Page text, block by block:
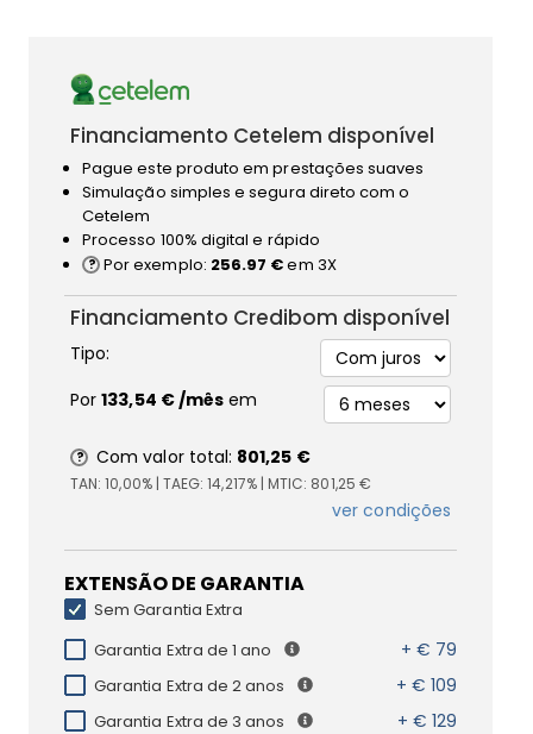
Financiamento Cetelem disponível
Pague este produto em prestações suaves
Simulação simples e segura direto com o
Cetelem
Processo 100% digital e rápido
Por exemplo: 256.97 €em 3X
Financiamento Credibom disponível
Tipo:
Por133,54 €/mês em
Com valor total: 801,25 €
TAN:10,00%| TAEG:14,217%| MTIC: 801,25 €
ver condições
EXTENSÃO DE GARANTIA
Sem Garantia Extra
Garantia Extra de 1 ano
+ € 79
Garantia Extra de 2 anos + € 109
Garantia Extra de 3 anos + € 129